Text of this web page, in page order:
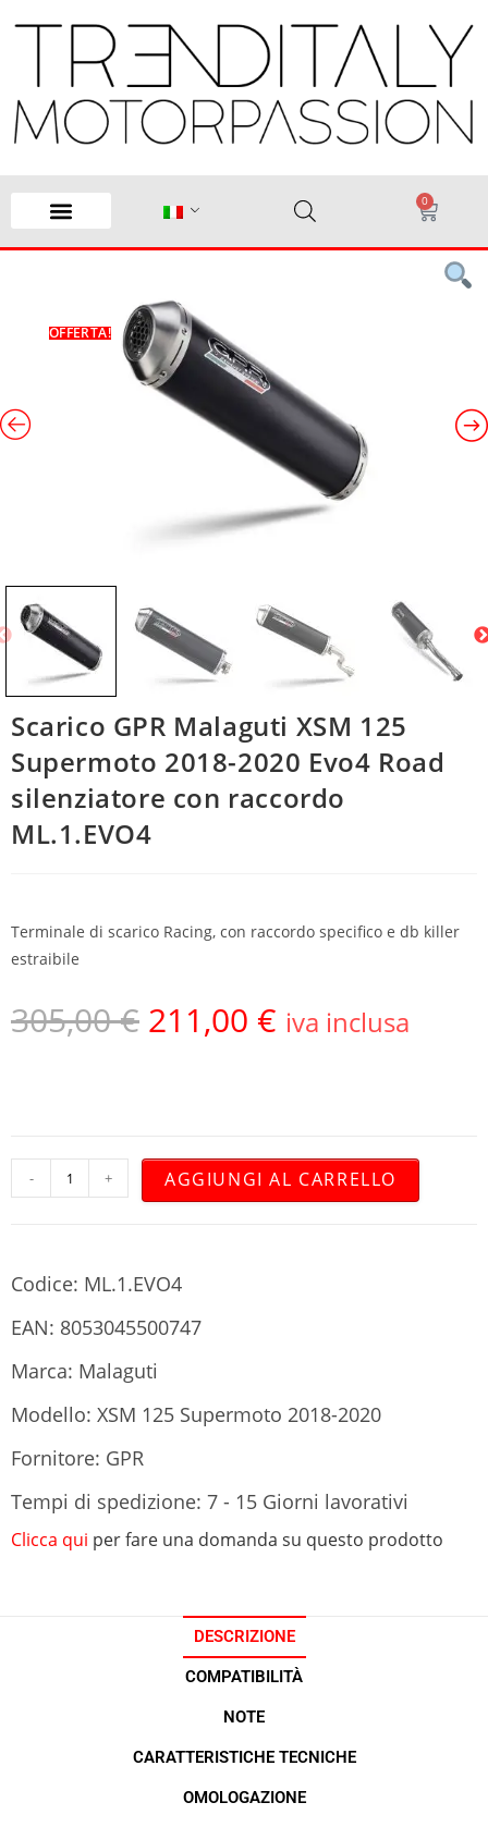
0
OFFERTA!
Scarico GPR Malaguti XSM 125
Supermoto 2018-2020 Evo4 Road
silenziatore con raccordo
ML.1.EVO4
Terminale di scarico Racing, con raccordo specifico e db killer
estraibile
305,00€ 211,00 € iva inclusa
- + AGGIUNGI AL CARRELLO
Codice: ML.1.EVO4
EAN: 8053045500747
Marca: Malaguti
Modello: XSM 125 Supermoto 2018-2020
Fornitore: GPR
Tempi di spedizione: 7 - 15 Giorni lavorativi
Clicca qui per fare una domanda su questo prodotto
DESCRIZIONE
COMPATIBILITÀ
NOTE
CARATTERISTICHE TECNICHE
OMOLOGAZIONE